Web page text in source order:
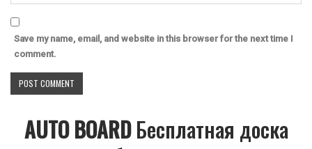
Save my name, email, and website in this browser for the next time I
comment.
AUTO BOARDБесплатная доска